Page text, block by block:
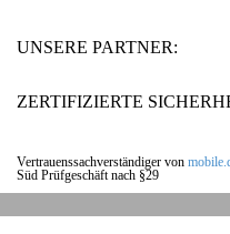
UNSERE PARTNER:
ZERTIFIZIERTE
Vertrauenssachverständiger von
Süd Prüfgeschäft nach §29